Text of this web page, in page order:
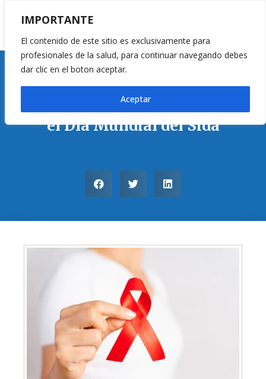
IMPORTANTE
El contenido de este sitio es exclusivamente para
profesionales de la salud, para continuar navegando debes
dar clic en el boton aceptar.
Aceptar
Rol de los Distribuidores en
el Día Mundial del Sida